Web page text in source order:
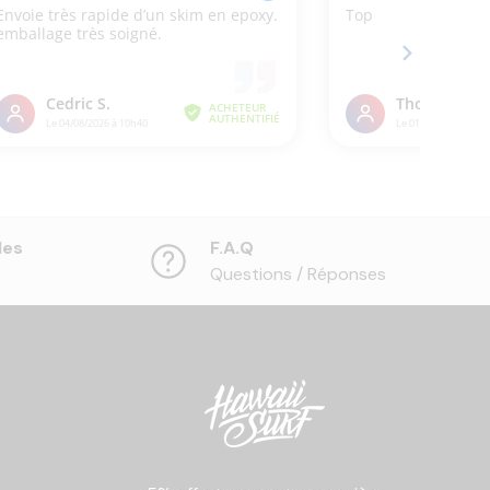
F.A.Q
Questions / Réponses